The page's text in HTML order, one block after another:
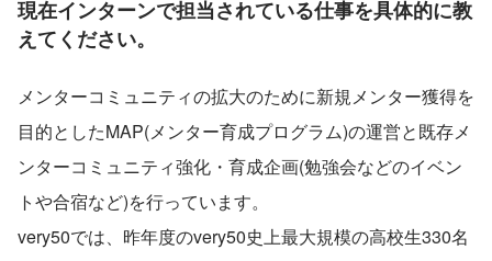
現在インターンで担当されている仕事を具体的に教
えてください。
メンターコミュニティの拡大のために新規メンター獲得を
目的としたMAP(メンター育成プログラム)の運営と既存メ
ンターコミュニティ強化・育成企画(勉強会などのイベン
トや合宿など)を行っています。
very50では、昨年度のvery50史上最大規模の高校生330名